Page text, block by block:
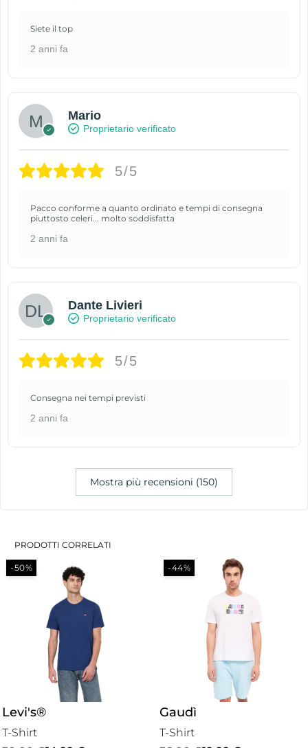
Siete il top
2 anni fa
Mario
Proprietario verificato
5/5
Pacco conforme a quanto ordinato e tempi di consegna
piuttosto celeri... molto soddisfatta
2 anni fa
Dante Livieri
Proprietario verificato
5/5
Consegna nei tempi previsti
2 anni fa
Mostra più recensioni (150)
PRODOTTI CORRELATI
-50%
Levi's®
T-Shirt
-44%
Gaudì
T-Shirt